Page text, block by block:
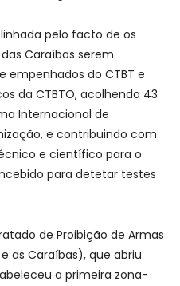
pelo facto de os
Caraíbas serem
empenhados do CTBT e
da CTBTO, acolhendo 43
Internacional de
e contribuindo com
e científico para o
para detetar testes
de Proibição de Armas
as Caraíbas), que abriu
a primeira zona-